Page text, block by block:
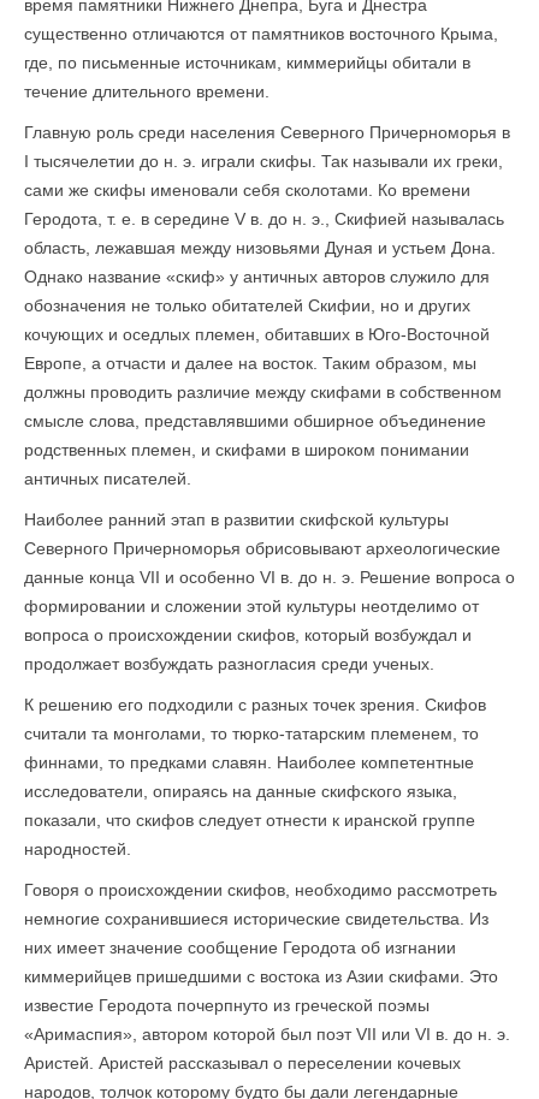
время памятники Нижнего Днепра, Буга и Днестра
существенно отличаются от памятников восточного Крыма,
где, по письменные источникам, киммерийцы обитали в
течение длительного времени.
Главную роль среди населения Северного Причерноморья в
I тысячелетии до н. э. играли скифы. Так называли их греки,
сами же скифы именовали себя сколотами. Ко времени
Геродота, т. е. в середине V в. до н. э., Скифией называлась
область, лежавшая между низовьями Дуная и устьем Дона.
Однако название «скиф» у античных авторов служило для
обозначения не только обитателей Скифии, но и других
кочующих и оседлых племен, обитавших в Юго-Восточной
Европе, а отчасти и далее на восток. Таким образом, мы
должны проводить различие между скифами в собственном
смысле слова, представлявшими обширное объединение
родственных племен, и скифами в широком понимании
античных писателей.
Наиболее ранний этап в развитии скифской культуры
Северного Причерноморья обрисовывают археологические
данные конца VII и особенно VI в. до н. э. Решение вопроса о
формировании и сложении этой культуры неотделимо от
вопроса о происхождении скифов, который возбуждал и
продолжает возбуждать разногласия среди ученых.
К решению его подходили с разных точек зрения. Скифов
считали та монголами, то тюрко-татарским племенем, то
финнами, то предками славян. Наиболее компетентные
исследователи, опираясь на данные скифского языка,
показали, что скифов следует отнести к иранской группе
народностей.
Говоря о происхождении скифов, необходимо рассмотреть
немногие сохранившиеся исторические свидетельства. Из
них имеет значение сообщение Геродота об изгнании
киммерийцев пришедшими с востока из Азии скифами. Это
известие Геродота почерпнуто из греческой поэмы
«Аримаспия», автором которой был поэт VII или VI в. до н. э.
Аристей. Аристей рассказывал о переселении кочевых
народов, толчок которому будто бы дали легендарные